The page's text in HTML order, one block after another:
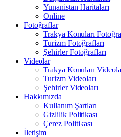
Yunanistan Haritaları
Online
Fotoğraflar
Trakya Konuları
Turizm Fotoğrafları
Şehirler Fotoğrafları
Videolar
Trakya Konuları
Turizm Videoları
Şehirler Videoları
Hakkımızda
Kullanım Şartları
Gizlilik Politikası
Çerez Politikası
İletişim